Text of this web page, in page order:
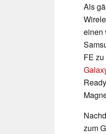
Als
einen
FE
zum